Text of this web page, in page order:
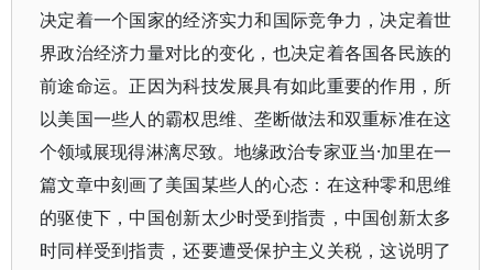
决定着一个国家的经济实力和国际竞争力，决定着世
界政治经济力量对比的变化，也决定着各国各民族的
前途命运。正因为科技发展具有如此重要的作用，所
以美国一些人的霸权思维、垄断做法和双重标准在这
个领域展现得淋漓尽致。地缘政治专家亚当·加里在一
篇文章中刻画了美国某些人的心态：在这种零和思维
的驱使下，中国创新太少时受到指责，中国创新太多
时同样受到指责，还要遭受保护主义关税，这说明了